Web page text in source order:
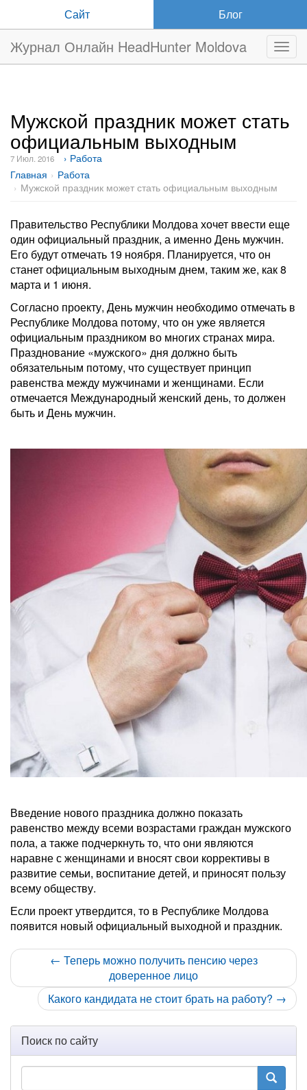
Сайт Блог
Журнал Онлайн HeadHunter Moldova
Мужской праздник может стать
официальным выходным
7 Июл. 2016
› Работа
Главная
Работа
Мужской праздник может стать официальным выходным
Правительство Республики Молдова хочет ввести еще
один официальный праздник, а именно День мужчин.
Его будут отмечать 19 ноября. Планируется, что он
станет официальным выходным днем, таким же, как 8
марта и 1 июня.
Согласно проекту, День мужчин необходимо отмечать в
Республике Молдова потому, что он уже является
официальным праздником во многих странах мира.
Празднование «мужского» дня должно быть
обязательным потому, что существует принцип
равенства между мужчинами и женщинами. Если
отмечается Международный женский день, то должен
быть и День мужчин.
Введение нового праздника должно показать
равенство между всеми возрастами граждан мужского
пола, а также подчеркнуть то, что они являются
наравне с женщинами и вносят свои коррективы в
развитие семьи, воспитание детей, и приносят пользу
всему обществу.
Если проект утвердится, то в Республике Молдова
появится новый официальный выходной и праздник.
← Теперь можно получить пенсию через
доверенное лицо
Какого кандидата не стоит брать на работу? →
Поиск по сайту